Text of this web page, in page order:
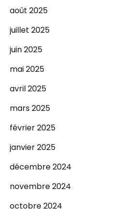
août 2025
juillet 2025
juin 2025
mai 2025
avril 2025
mars 2025
février 2025
janvier 2025
décembre 2024
novembre 2024
octobre 2024